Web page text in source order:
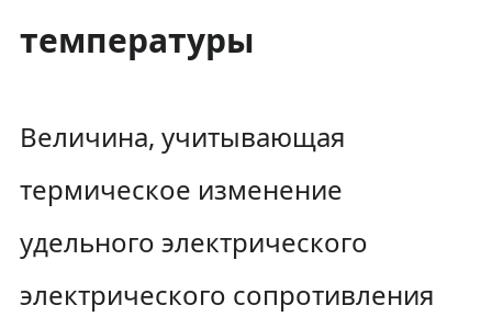
температуры
Величина, учитывающая
термическое изменение
удельного электрического
электрического сопротивления